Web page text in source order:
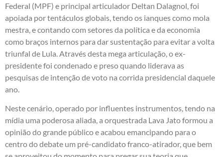
Federal (MPF) e principal articulador Deltan Dalagnol, foi
apoiada por tentáculos globais, tendo os ianques como mola
mestra, e contando com setores da política e da economia
como braços internos para dar sustentação para evitar a volta
triunfal de Lula. Através desta mega articulação, o ex-
presidente foi condenado e preso quando liderava as
pesquisas de intenção de voto na corrida presidencial daquele
ano.
Neste cenário, operado por influentes instrumentos, tendo na
mídia uma poderosa aliada, a orquestrada Lava Jato formou a
opinião do grande público e acabou emancipando para o
centro do debate um pré-candidato franco-atirador, que bem